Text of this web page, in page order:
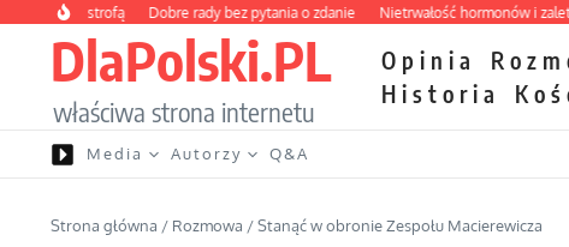
Przejdź do treści
katastrofą Dobre rady bez pytania o zdanie Nietrwałość hormonów i zalety
DlaPolski.PL
właściwa strona internetu
Opinia
Historia
Media Autorzy Q&A
Strona główna / Rozmowa /Stanąć w obronie Zespołu Macierewicza